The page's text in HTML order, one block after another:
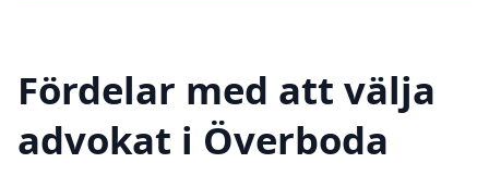
Fördelar med att välja
advokat i Överboda